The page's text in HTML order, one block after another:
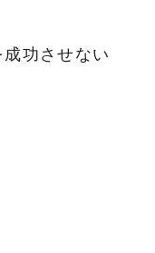
功させない